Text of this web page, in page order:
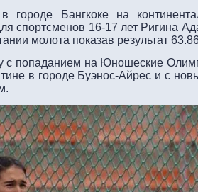
городе Бангкоке на
спортсменов 16-17 лет Ригина
молота показав результат
с попаданием на Юношеские
в городе Буэнос-Айрес и с